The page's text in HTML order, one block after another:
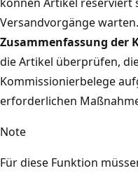
Versandvorgänge
Zusammenfassung der
die Artikel überprüfen,
Kommissionierbelege
erforderlichen
Note
Für diese Funktion